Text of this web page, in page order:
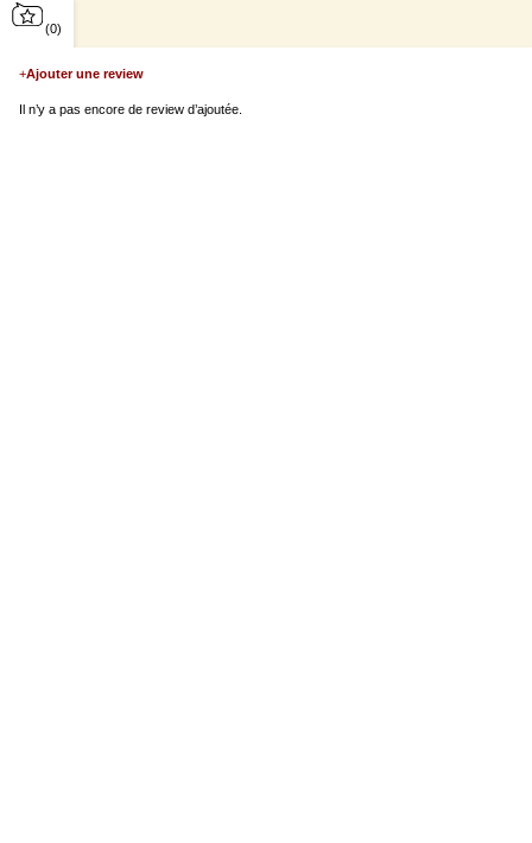
(0)
+Ajouter une review
Il n’y a pas encore de review d’ajoutée.